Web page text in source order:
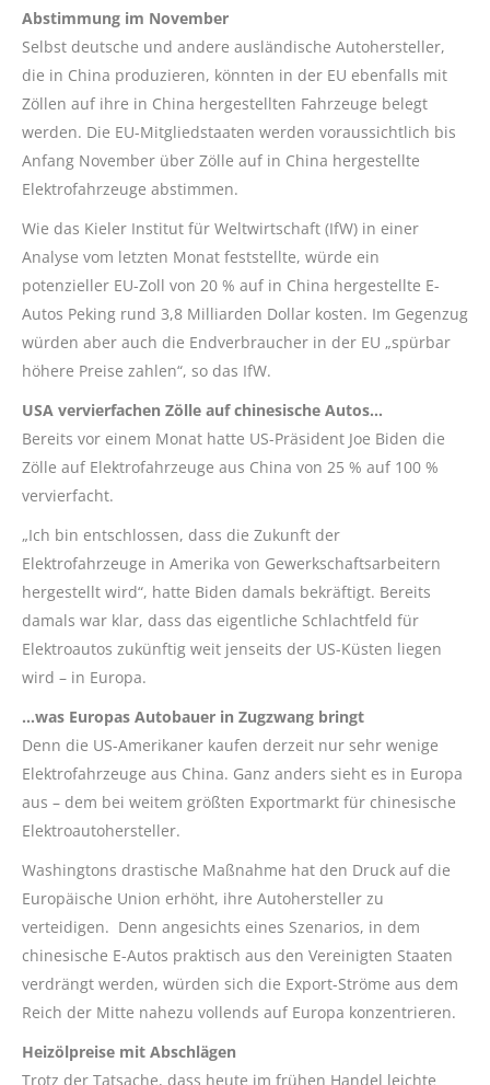
Abstimmung im November
Selbst deutsche und andere ausländische Autohersteller,
die in China produzieren, könnten in der EU ebenfalls mit
Zöllen auf ihre in China hergestellten Fahrzeuge belegt
werden. Die EU-Mitgliedstaaten werden voraussichtlich bis
Anfang November über Zölle auf in China hergestellte
Elektrofahrzeuge abstimmen.
Wie das Kieler Institut für Weltwirtschaft (IfW) in einer
Analyse vom letzten Monat feststellte, würde ein
potenzieller EU-Zoll von 20 % auf in China hergestellte E-
Autos Peking rund 3,8 Milliarden Dollar kosten. Im Gegenzug
würden aber auch die Endverbraucher in der EU „spürbar
höhere Preise zahlen“, so das IfW.
USA vervierfachen Zölle auf chinesische Autos…
Bereits vor einem Monat hatte US-Präsident Joe Biden die
Zölle auf Elektrofahrzeuge aus China von 25 % auf 100 %
vervierfacht.
„Ich bin entschlossen, dass die Zukunft der
Elektrofahrzeuge in Amerika von Gewerkschaftsarbeitern
hergestellt wird“, hatte Biden damals bekräftigt. Bereits
damals war klar, dass das eigentliche Schlachtfeld für
Elektroautos zukünftig weit jenseits der US-Küsten liegen
wird – in Europa.
…was Europas Autobauer in Zugzwang bringt
Denn die US-Amerikaner kaufen derzeit nur sehr wenige
Elektrofahrzeuge aus China. Ganz anders sieht es in Europa
aus – dem bei weitem größten Exportmarkt für chinesische
Elektroautohersteller.
Washingtons drastische Maßnahme hat den Druck auf die
Europäische Union erhöht, ihre Autohersteller zu
verteidigen. Denn angesichts eines Szenarios, in dem
chinesische E-Autos praktisch aus den Vereinigten Staaten
verdrängt werden, würden sich die Export-Ströme aus dem
Reich der Mitte nahezu vollends auf Europa konzentrieren.
Heizölpreise mit Abschlägen
Trotz der Tatsache, dass heute im frühen Handel leichte